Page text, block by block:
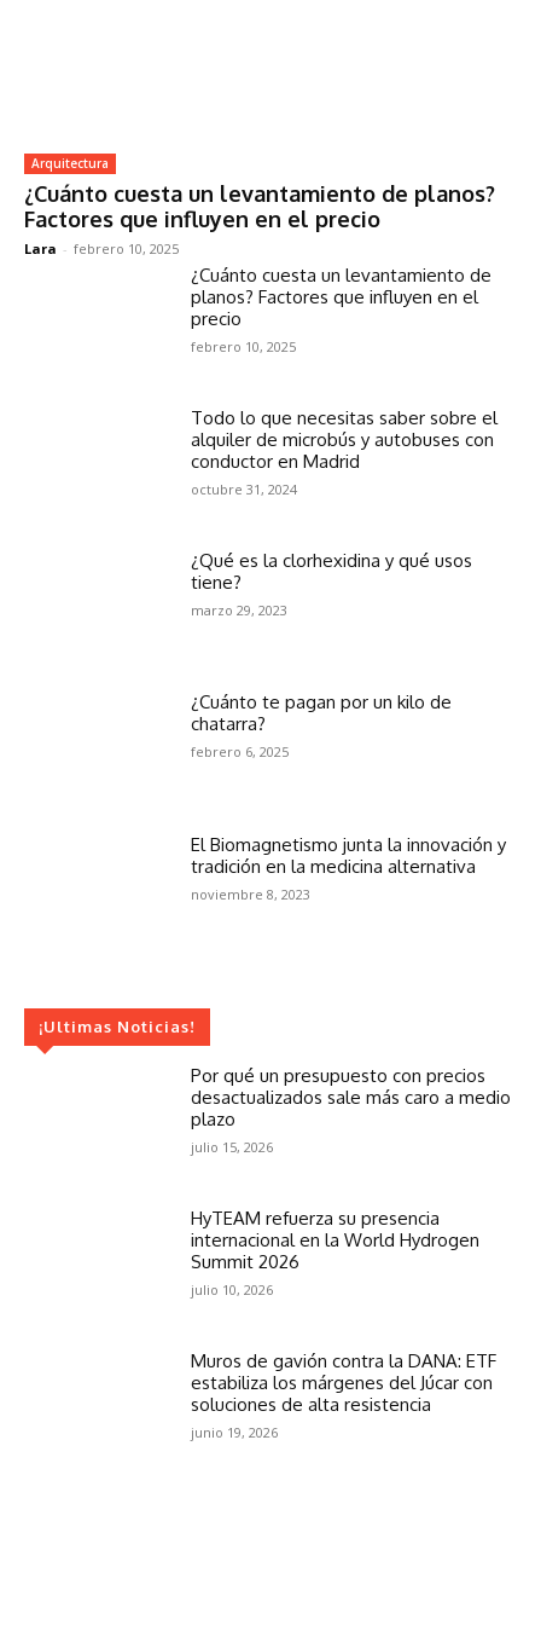
Arquitectura
¿Cuánto cuesta un levantamiento de planos?
Factores que influyen en el precio
Lara - febrero 10, 2025
¿Cuánto cuesta un levantamiento de
planos? Factores que influyen en el
precio
febrero 10, 2025
Todo lo que necesitas saber sobre el
alquiler de microbús y autobuses con
conductor en Madrid
octubre 31, 2024
¿Qué es la clorhexidina y qué usos
tiene?
marzo 29, 2023
¿Cuánto te pagan por un kilo de
chatarra?
febrero 6, 2025
El Biomagnetismo junta la innovación y
tradición en la medicina alternativa
noviembre 8, 2023
¡Ultimas Noticias!
Por qué un presupuesto con precios
desactualizados sale más caro a medio
plazo
julio 15, 2026
HyTEAM refuerza su presencia
internacional en la World Hydrogen
Summit 2026
julio 10, 2026
Muros de gavión contra la DANA: ETF
estabiliza los márgenes del Júcar con
soluciones de alta resistencia
junio 19, 2026